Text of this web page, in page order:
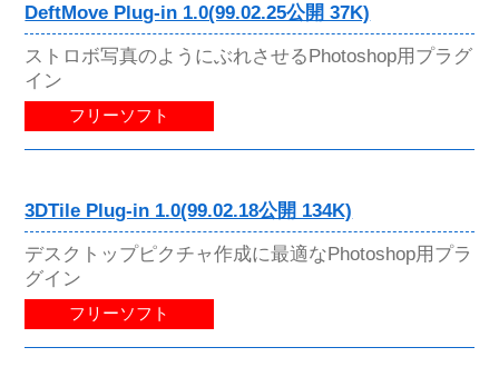
DeftMove Plug-in 1.0(99.02.25公開 37K)
ストロボ写真のようにぶれさせるPhotoshop用プラグ
イン
フリーソフト
3DTile Plug-in 1.0(99.02.18公開 134K)
デスクトップピクチャ作成に最適なPhotoshop用プラ
グイン
フリーソフト